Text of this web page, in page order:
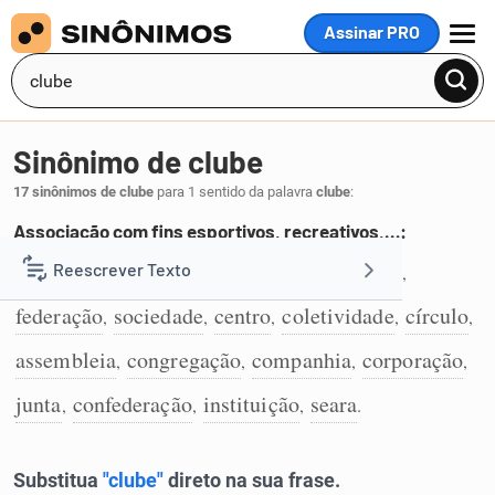
Assinar PRO
MENU
Reescrever Texto
Resumir Texto
Corrigir Texto
Sinônimo de clube
17 sinônimos de clube para 1 sentido da palavra clube:
Associação com fins esportivos, recreativos,…:
1 associação,grêmio grupo ,
federação, sociedade, centro, coletividade, círculo,
assembleia, congregação, companhia, corporação,
junta, confederação, instituição, seara.